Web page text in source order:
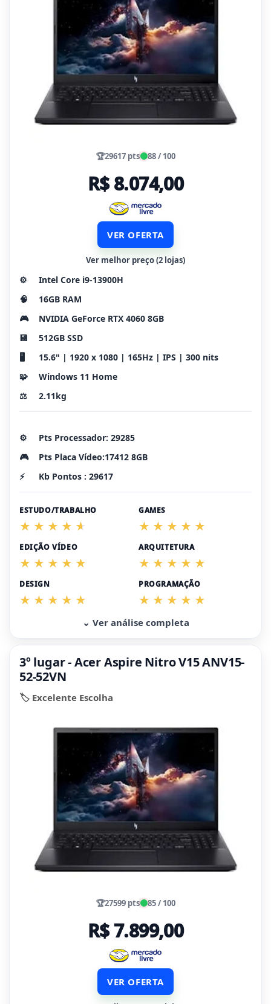
🏆29617 pts 88 / 100
R$ 8.074,00
VER OFERTA
Ver melhor preço (2 lojas)
⚙️
Intel Core i9-13900H
🧠
16GB RAM
🎮
NVIDIA GeForce RTX 4060 8GB
💾
512GB SSD
🖥️
15.6" | 1920 x 1080 | 165Hz | IPS | 300 nits
🧩
Windows 11 Home
⚖️
2.11kg
⚙️
Pts Processador: 29285
🎮
Pts Placa Vídeo:17412 8GB
⚡
Kb Pontos : 29617
ESTUDO/TRABALHO GAMES
EDIÇÃO VÍDEO ARQUITETURA
DESIGN PROGRAMAÇÃO
⌄ Ver análise completa
3º lugar - Acer Aspire Nitro V15 ANV15-
52-52VN
🏷️ Excelente Escolha
🏆27599 pts 85 / 100
R$ 7.899,00
VER OFERTA